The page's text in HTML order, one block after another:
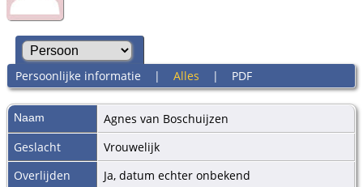
Persoonlijke informatie | Alles | PDF
Naam Agnes van Boschuijzen
Geslacht
Vrouwelijk
Overlijden
Ja, datum echter onbekend